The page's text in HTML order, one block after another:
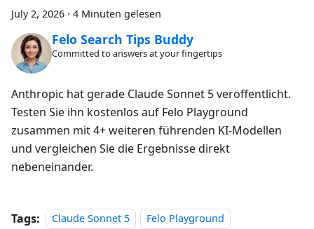
July 2, 2026 · 4 Minuten gelesen
Felo Search Tips Buddy
Committed to answers at your fingertips
Anthropic hat gerade Claude Sonnet 5 veröffentlicht.
Testen Sie ihn kostenlos auf Felo Playground
zusammen mit 4+ weiteren führenden KI-Modellen
und vergleichen Sie die Ergebnisse direkt
nebeneinander.
Tags: Claude Sonnet 5
Felo Playground